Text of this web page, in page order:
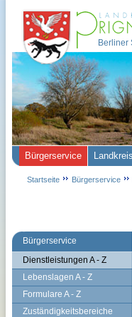
Bürgerservice
Dienstleistungen A - Z
Lebenslagen A - Z
Formulare A - Z
Zuständigkeitsbereiche
Berliner
Bürgerservice
Startseite Bürgerservice